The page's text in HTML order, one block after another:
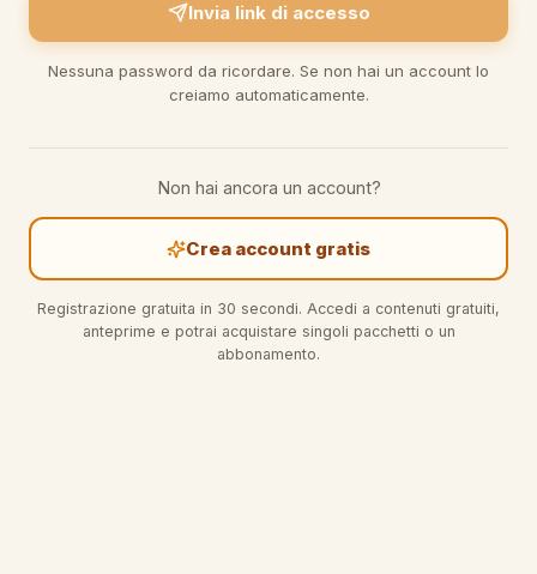
Invia link di accesso
Nessuna password da ricordare. Se non hai un account lo
creiamo automaticamente.
Non hai ancora un account?
Crea account gratis
Registrazione gratuita in 30 secondi. Accedi a contenuti gratuiti,
anteprime e potrai acquistare singoli pacchetti o un
abbonamento.